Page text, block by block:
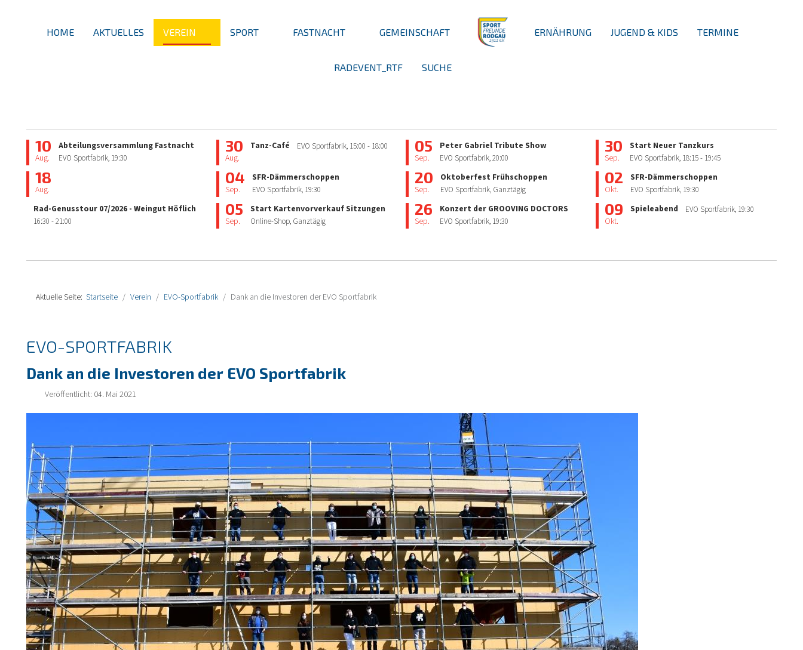
HOME AKTUELLES VEREIN SPORT FASTNACHT GEMEINSCHAFT ERNÄHRUNG JUGEND & KIDS TERMINE
RADEVENT_RTF SUCHE
10
Aug.
Abteilungsversammlung Fastnacht
EVO Sportfabrik, 19:30
18
Aug.
Rad-Genusstour 07/2026 - Weingut Höflich
16:30 - 21:00
30
Aug.
Tanz-Café EVO Sportfabrik, 15:00 - 18:00
04
Sep.
SFR-Dämmerschoppen
EVO Sportfabrik, 19:30
05
Sep.
Start Kartenvorverkauf Sitzungen
Online-Shop, Ganztägig
05
Sep.
Peter Gabriel Tribute Show
EVO Sportfabrik,20:00
20
Sep.
Oktoberfest Frühschoppen
EVO Sportfabrik, Ganztägig
26
Sep.
Konzert der GROOVING DOCTORS
EVO Sportfabrik, 19:30
30
Sep.
Start Neuer Tanzkurs
EVO Sportfabrik, 18:15- 19:45
02
Okt.
SFR-Dämmerschoppen
EVO Sportfabrik, 19:30
09
Okt.
Spieleabend EVO Sportfabrik, 19:30
Aktuelle Seite: Startseite Verein EVO-Sportfabrik Dank an die Investoren der EVO Sportfabrik
EVO-SPORTFABRIK
Dank an die Investoren der EVO Sportfabrik
Veröffentlicht: 04. Mai 2021